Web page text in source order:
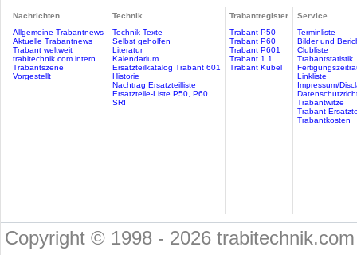
Nachrichten
Allgemeine Trabantnews
Aktuelle Trabantnews
Trabant weltweit
trabitechnik.com intern
Trabantszene
Vorgestellt
Technik
Technik-Texte
Selbst geholfen
Literatur
Kalendarium
Ersatzteilkatalog Trabant 601
Historie
Nachtrag Ersatzteilliste
Ersatzteile-Liste P50, P60
SRI
Trabantregister
Trabant P50
Trabant P60
Trabant P601
Trabant 1.1
Trabant Kübel
Service
Terminliste
Bilder und
Clubliste
Trabantstatistik
Linkliste
Impressum/
Trabantwitze
Trabant
Trabantkosten
Copyright © 1998 - 2026